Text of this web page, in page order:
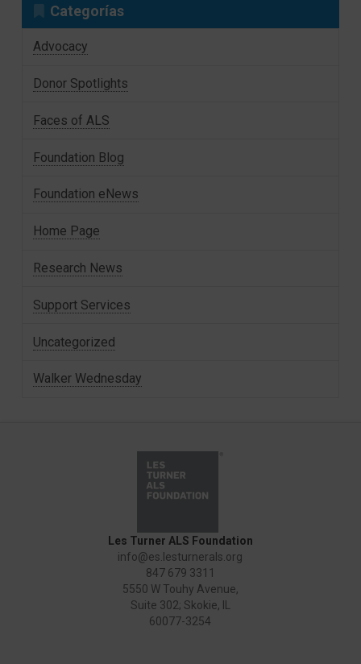
Categorías
Advocacy
Donor Spotlights
Faces of ALS
Foundation Blog
Foundation eNews
Home Page
Research News
Support Services
Uncategorized
Walker Wednesday
Les Turner ALS Foundation
info@es.lesturnerals.org
847 679 3311
5550 W Touhy Avenue,
Suite 302; Skokie, IL
60077-3254